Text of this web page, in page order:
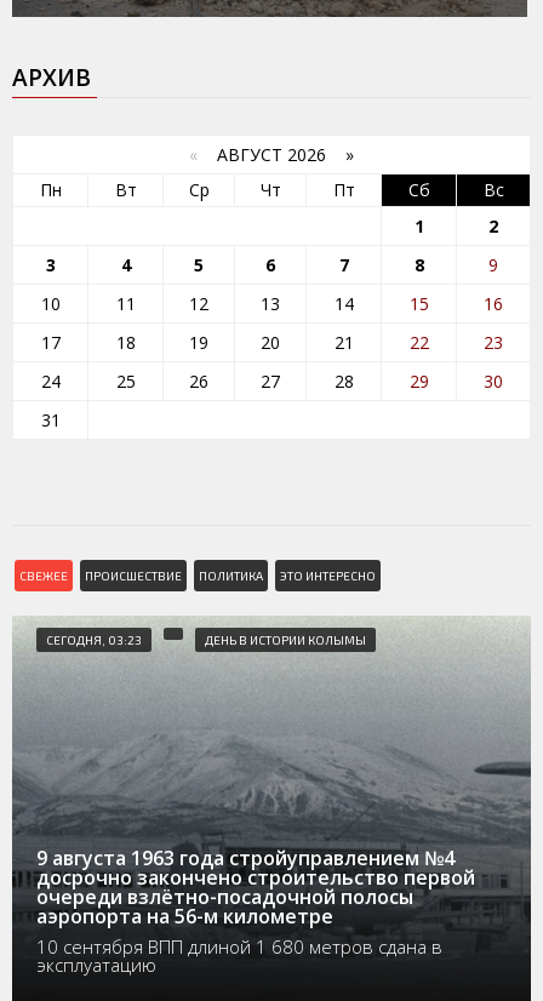
АРХИВ
« АВГУСТ 2026 »
Пн
Вт Ср Чт Пт Сб
Вс
1
2
3
4 5 6 7 8
9
10
11 12 13 14 15
16
17
18 19 20 21 22
23
24
25 26 27 28 29
30
31
СВЕЖЕЕ ПРОИСШЕСТВИЕ ПОЛИТИКА ЭТО ИНТЕРЕСНО
СЕГОДНЯ, 03:23 ДЕНЬ В ИСТОРИИ КОЛЫМЫ
9 августа 1963 года стройуправлением №4
досрочно закончено строительство первой
очереди взлётно-посадочной полосы
аэропорта на 56-м километре
10 сентября ВПП длиной 1 680 метров сдана в
эксплуатацию